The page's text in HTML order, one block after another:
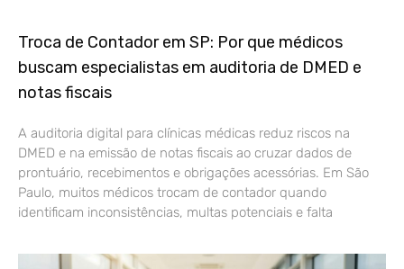
Troca de Contador em SP: Por que médicos
buscam especialistas em auditoria de DMED e
notas fiscais
A auditoria digital para clínicas médicas reduz riscos na
DMED e na emissão de notas fiscais ao cruzar dados de
prontuário, recebimentos e obrigações acessórias. Em São
Paulo, muitos médicos trocam de contador quando
identificam inconsistências, multas potenciais e falta